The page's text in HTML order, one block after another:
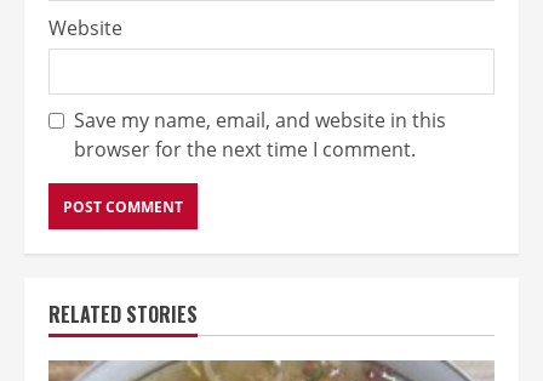
Website
Save my name, email, and website in this
browser for the next time I comment.
RELATED STORIES